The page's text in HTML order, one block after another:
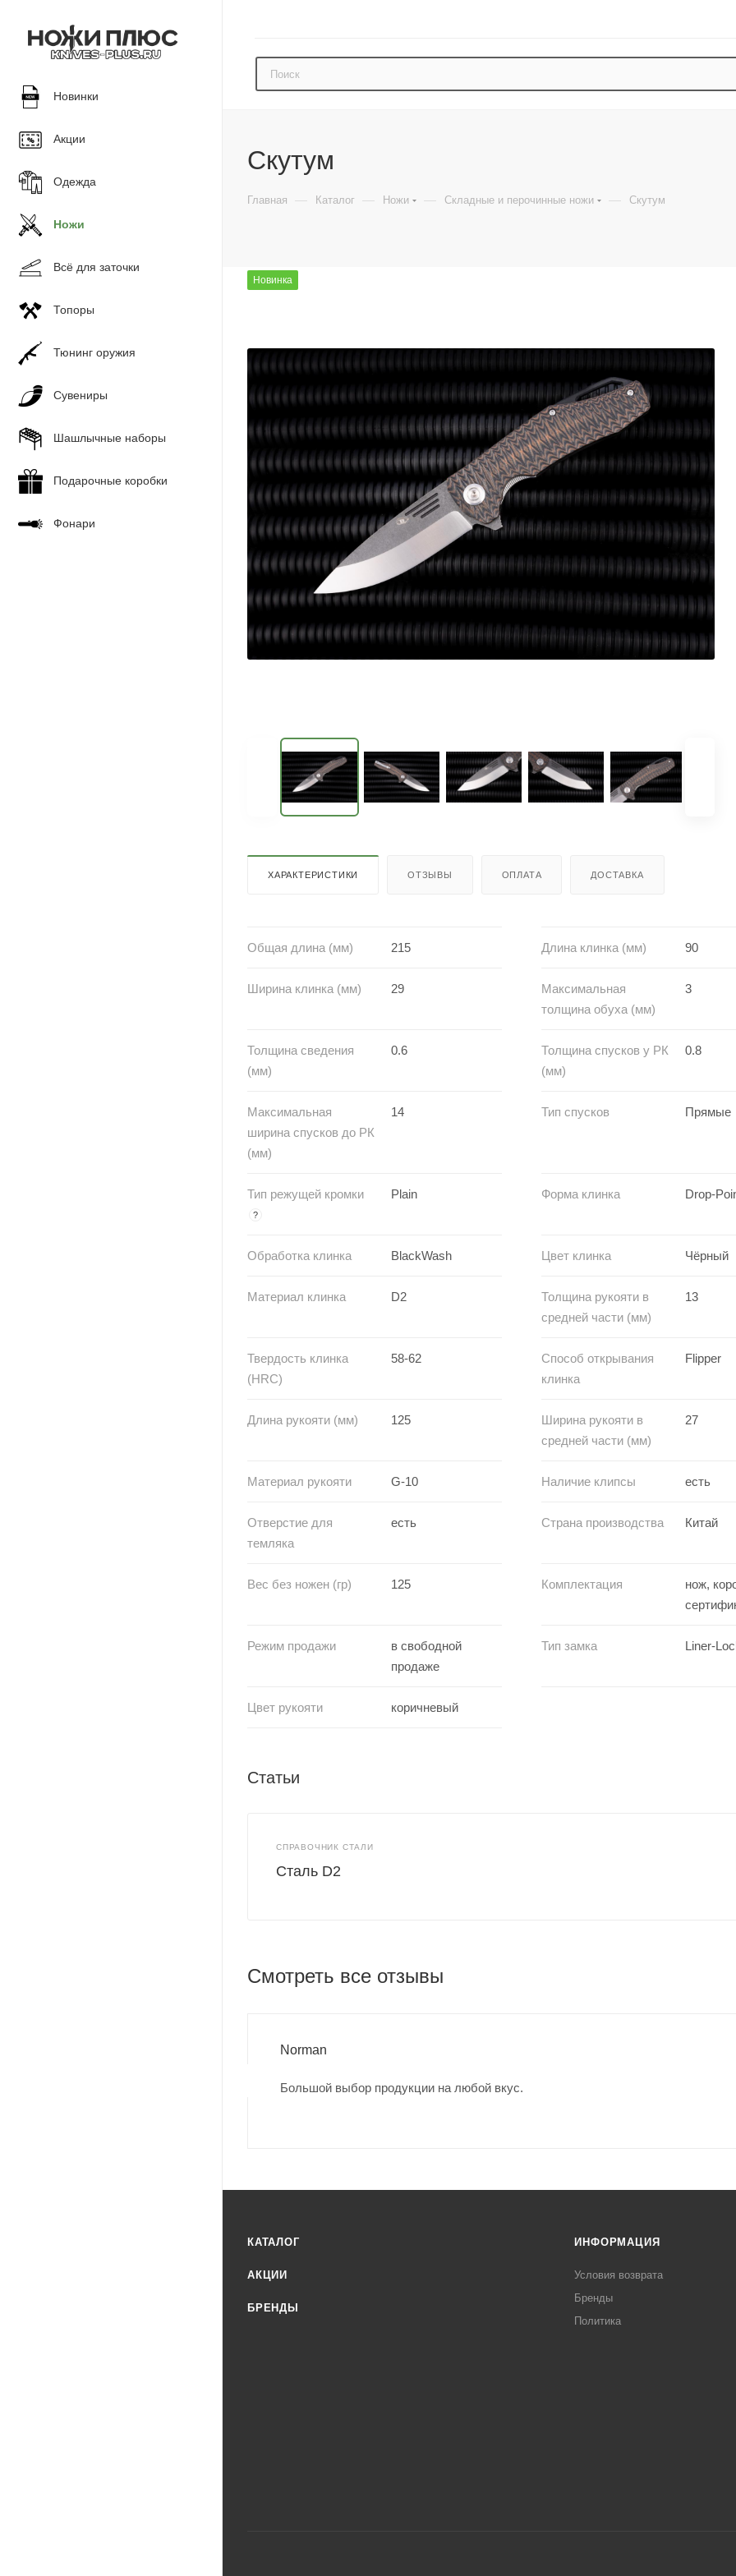
Новинки
Акции
Одежда
Ножи
Всё для заточки
Топоры
Тюнинг оружия
Сувениры
Шашлычные наборы
Подарочные коробки
Фонари
Скутум
Главная — Каталог — Ножи — Складные и перочинные ножи — Скутум
Новинка
ХАРАКТЕРИСТИКИ ОТЗЫВЫ ОПЛАТА ДОСТАВКА
Общая длина (мм) 215 Длина клинка (мм) 90
Ширина клинка (мм) 29
Максимальная
толщина обуха (мм)
3
Толщина сведения
(мм)
0.6
Толщина спусков у РК
(мм)
0.8
Максимальная
ширина спусков до РК
(мм)
14 Тип спусков Прямые
Тип режущей кромки
?
Plain Форма клинка Drop-
Обработка клинка BlackWash Цвет клинка Чёрный
Материал клинка D2
Толщина рукояти в
средней части (мм)
13
Твердость клинка
(HRC)
58-62
Способ открывания
клинка
Flipper
Длина рукояти (мм) 125
Ширина рукояти в
средней части (мм)
27
Материал рукояти G-10 Наличие клипсы есть
Отверстие для
темляка
есть Страна производства Китай
Вес без ножен (гр) 125 Комплектация
нож,
Режим продажи
в свободной
продаже
Тип замка Liner-
Цвет рукояти коричневый
Статьи
СПРАВОЧНИК СТАЛИ
Сталь D2
Смотреть все отзывы
Norman
Большой выбор продукции на любой вкус.
КАТАЛОГ
АКЦИИ
БРЕНДЫ
ИНФОРМАЦИЯ
Условия возврата
Бренды
Политика